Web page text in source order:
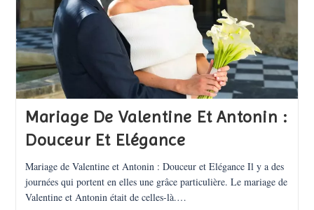
Mariage De Valentine Et Antonin :
Douceur Et Elégance
Mariage de Valentine et Antonin : Douceur et Elégance Il y a des
journées qui portent en elles une grâce particulière. Le mariage de
Valentine et Antonin était de celles-là.…